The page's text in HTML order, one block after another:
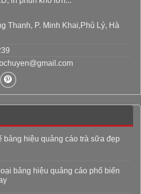
Thanh, P. Minh Khai,Phủ Lý, Hà
bảng hiệu quảng cáo trà sữa đẹp
bảng hiệu quảng cáo phổ biến